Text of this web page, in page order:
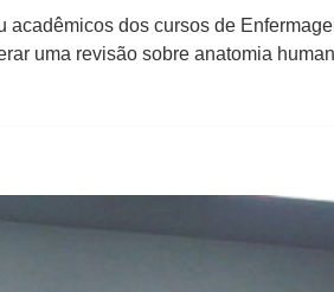
dos cursos de
uma revisão sobre anatomia